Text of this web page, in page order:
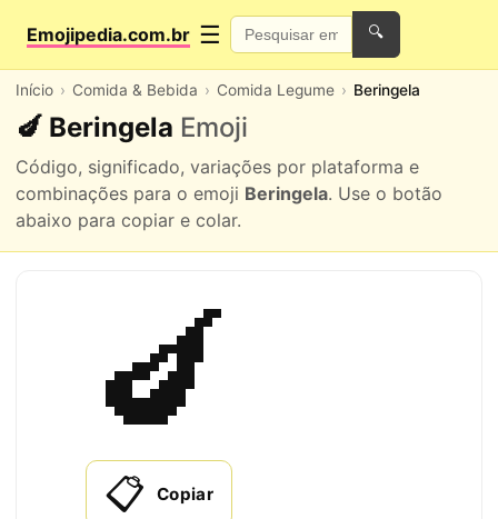
Emojipedia.com.br ☰ 🔍
Início Comida & Bebida Comida Legume Beringela
🍆 Beringela Emoji
Código, significado, variações por plataforma e
combinações para o emoji Beringela. Use o botão
abaixo para copiar e colar.
🍆
📋 Copiar